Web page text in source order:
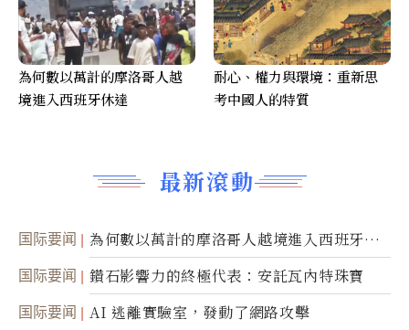
最新滾動
国际要闻
為何數以萬計的摩洛哥人越境進入西班牙休
達
国际要闻 鑽石影響力的終極代表：安託瓦內特珠寶
国际要闻 AI 逃離實驗室，發動了網路攻擊
為何數以萬計的摩洛哥人越
境進入西班牙休達
耐心、權力與環境：重新思
考中國人的特質